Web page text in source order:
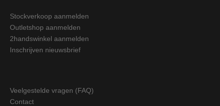
Stockverkoop aanmelden
Outletshop aanmelden
2handswinkel aanmelden
Inschrijven nieuwsbrief
Veelgestelde vragen (FAQ)
Contact